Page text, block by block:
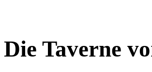
Die Taverne